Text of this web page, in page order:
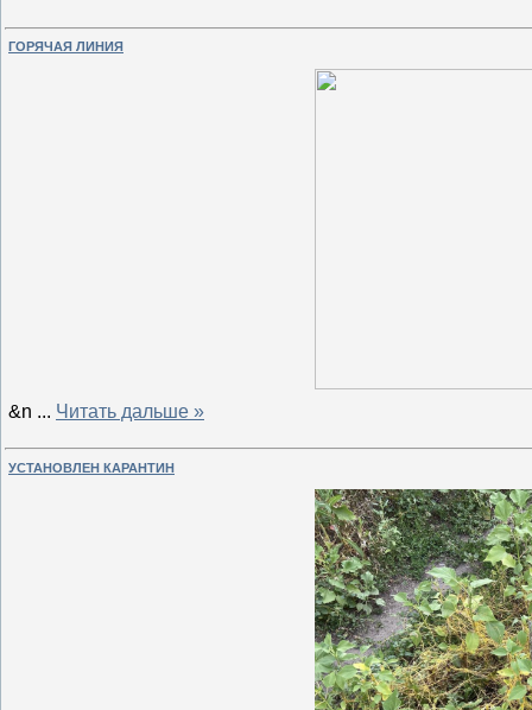
ГОРЯЧАЯ ЛИНИЯ
&n ... Читать дальше »
УСТАНОВЛЕН КАРАНТИН